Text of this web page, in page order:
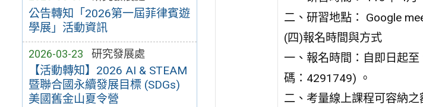
公告轉知「2026第一屆菲律賓遊
學展」活動資訊
2026-03-23 研究發展處
【活動轉知】2026 AI & STEAM
暨聯合國永續發展目標 (SDGs)
美國舊金山夏令營
二、研習地點： Google
(四)報名時間與方式
一、報名時間：自即日起
碼：4291749) 。
二、考量線上課程可容納